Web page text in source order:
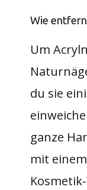
Wie
Um
du sie
ganze
mit